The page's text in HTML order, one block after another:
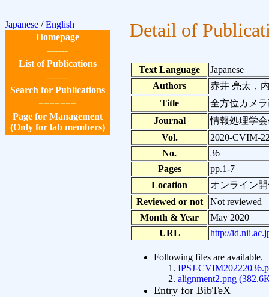
Japanese /English
Homepage
-------
List of Publications
-------
Search for Publications
=======
Page for Management
(Only for lab members)
Detail of
Text Language
Japanese
Authors
赤井 亮太，
Title
全方位カメ
Journal
情報処理学
Vol.
2020-CVIM-
No.
36
Pages
pp.1-7
Location
オンライン
Reviewed or not
Not reviewed
Month & Year
May 2020
URL
http://
Following files are available.
IPSJ-
alignment2.png
Entry for BibTeX